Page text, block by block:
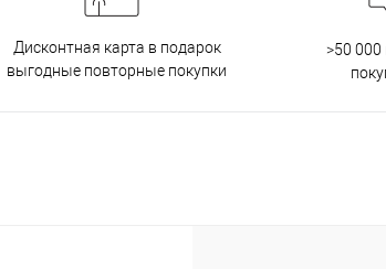
Дисконтная карта в подарок
выгодные повторные покупки
>50